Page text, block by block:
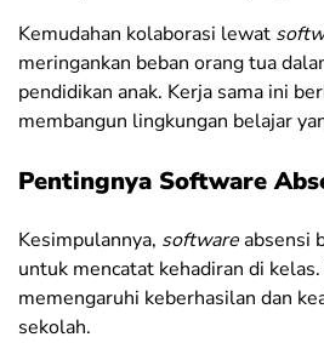
Kemudahan kolaborasi lewat
meringankan beban orang tua
pendidikan anak. Kerja sama ini
membangun lingkungan belajar
Pentingnya Software
Kesimpulannya, softwareabsensi
untuk mencatat kehadiran di
memengaruhi keberhasilan dan
sekolah.